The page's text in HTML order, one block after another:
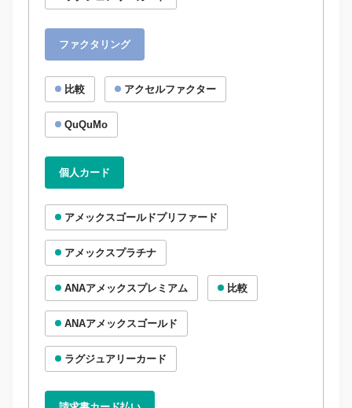
ファクタリング
比較 アクセルファクター
QuQuMo
個人カード
アメックスゴールドプリファード
アメックスプラチナ
ANAアメックスプレミアム 比較
ANAアメックスゴールド
ラグジュアリーカード